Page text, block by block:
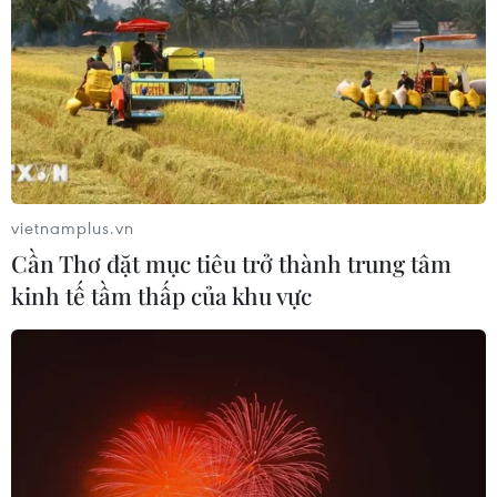
tác thực chất, đưa phụ nữ trở thành lực lượng
tích cực trực tiếp triển khai công tác đối ngoại
và lan tỏa giá trị văn hóa Việt Nam ra thế giới.
Chủ tịch Hội Liên hiệp Phụ nữ Việt Nam Lê Thị Thủy phát biểu tại
phiên thảo luận. (Ảnh: Hoài Nam/Vietnam+)
vietnamplus.vn
Cần Thơ đặt mục tiêu trở thành trung tâm
kinh tế tầm thấp của khu vực